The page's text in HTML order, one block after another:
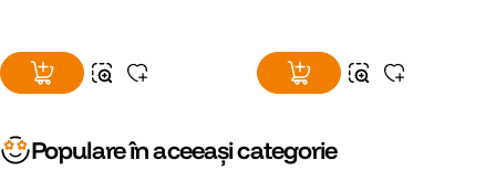
Populare în aceeași categorie